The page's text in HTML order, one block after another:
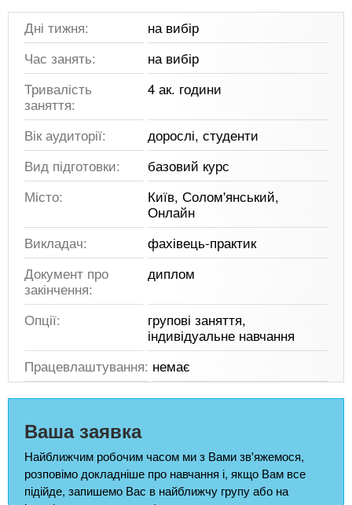
Дні тижня:
на вибір
Час занять:
на вибір
Тривалість
заняття:
4 ак. години
Вік аудиторії:
дорослі, студенти
Вид підготовки:
базовий курс
Місто:
Київ, Солом'янський,
Онлайн
Викладач:
фахівець-практик
Документ про
закінчення:
диплом
Опції:
групові заняття,
індивідуальне навчання
Працевлаштування: немає
Ваша заявка
Найближчим робочим часом ми з Вами зв'яжемося,
розповімо докладніше про навчання і, якщо Вам все
підійде, запишемо Вас в найближчу групу або на